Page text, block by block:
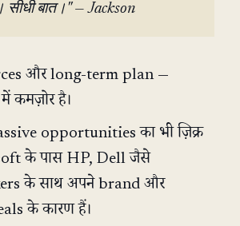
सीधी बात।" — Jackson
और long-term plan —
कमज़ोर है।
opportunities का भी ज़िक्र
के पास HP, Dell जैसे
के साथ अपने brand और
के कारण हैं।